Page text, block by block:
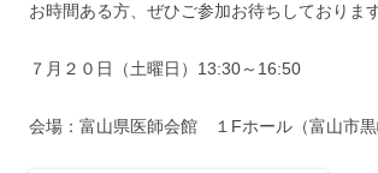
お時間ある方、ぜひご参加お待ちしておりま
７月２０日（土曜日）13:30～16:50
会場：富山県医師会館 １Fホール（富山市黒